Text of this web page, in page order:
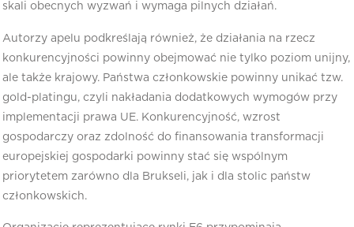
skali obecnych wyzwań i wymaga pilnych działań.
Autorzy apelu podkreślają również, że działania na rzecz
konkurencyjności powinny obejmować nie tylko poziom unijny,
ale także krajowy. Państwa członkowskie powinny unikać tzw.
gold-platingu, czyli nakładania dodatkowych wymogów przy
implementacji prawa UE. Konkurencyjność, wzrost
gospodarczy oraz zdolność do finansowania transformacji
europejskiej gospodarki powinny stać się wspólnym
priorytetem zarówno dla Brukseli, jak i dla stolic państw
członkowskich.